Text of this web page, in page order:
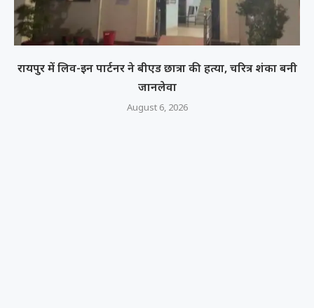
रायपुर में लिव-इन पार्टनर ने बीएड छात्रा की हत्या, चरित्र शंका बनी
जानलेवा
August 6, 2026